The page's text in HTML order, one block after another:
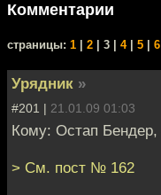
Комментарии
cтраницы: 1 2 | 3 | 4| 5 6
Урядник »
#201 | 21.01.09 01:03
Кому: Остап Бендер,
> См. пост № 162